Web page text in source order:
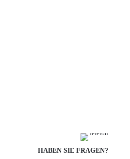
HABEN SIE FRAGEN?